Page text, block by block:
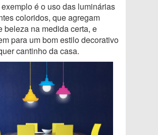
é o uso das luminárias
coloridos, que agregam
beleza na medida certa, e
para um bom estilo decorativo
cantinho da casa.